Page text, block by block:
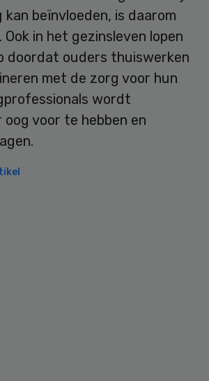
kan beïnvloeden, is daarom
Ook in het gezinsleven lopen
doordat ouders thuiswerken
met de zorg voor hun
wordt
voor te hebben en